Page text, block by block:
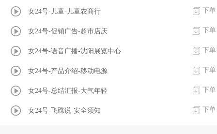
女24号-儿童-儿童农商行 下单
女24号-促销广告-超市店庆 下单
女24号-语音广播-沈阳展览中心 下单
女24号-产品介绍-移动电源 下单
女24号-总结汇报-大气年轻 下单
女24号-飞碟说-安全须知 下单